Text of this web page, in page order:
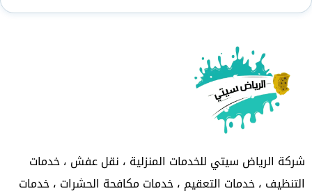
شركة الرياض سيتي للخدمات المنزلية ، نقل عفش ، خدمات
التنظيف ، خدمات التعقيم ، خدمات مكافحة الحشرات ، خدمات